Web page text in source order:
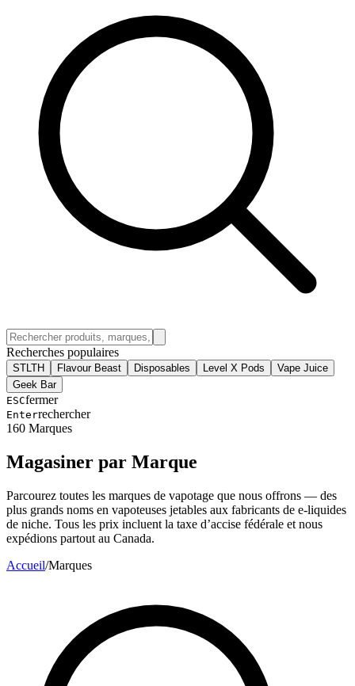
Recherches populaires
STLTH Flavour Beast Disposables Level X Pods
Vape Juice
Geek Bar
ESCfermer
Enterrechercher
160 Marques
Magasiner par Marque
Parcourez toutes les marques de vapotage que nous offrons — des
plus grands noms en vapoteuses jetables aux fabricants de e-liquides
de niche. Tous les prix incluent la taxe d’accise fédérale et nous
expédions partout au Canada.
Accueil/Marques